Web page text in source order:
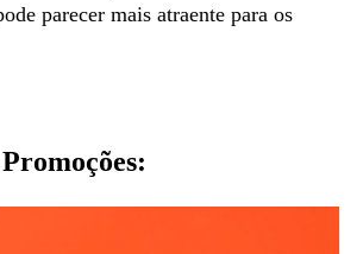
parecer mais atraente para os